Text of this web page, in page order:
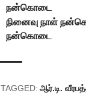
நன்கொடை
நினைவு நாள்
நன்கொடை
TAGGED: ஆர்.டி.